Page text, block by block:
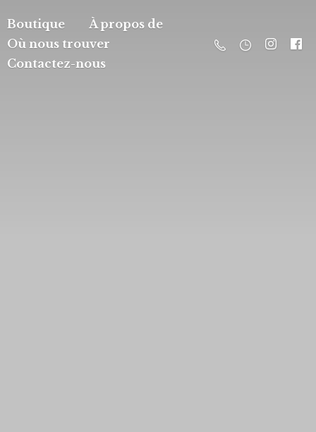
Boutique
À propos de
Où nous trouver
Contactez-nous